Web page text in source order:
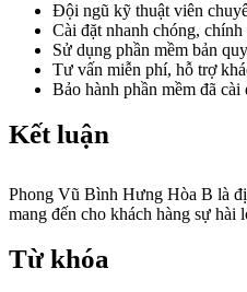
Đội ngũ kỹ thuật viên
Cài đặt nhanh chóng, chính
Sử dụng phần mềm bản
Tư vấn miễn phí, hỗ trợ
Bảo hành phần mềm đã cài
Kết luận
Phong Vũ Bình Hưng Hòa B là
mang đến cho khách hàng sự hài
Từ khóa